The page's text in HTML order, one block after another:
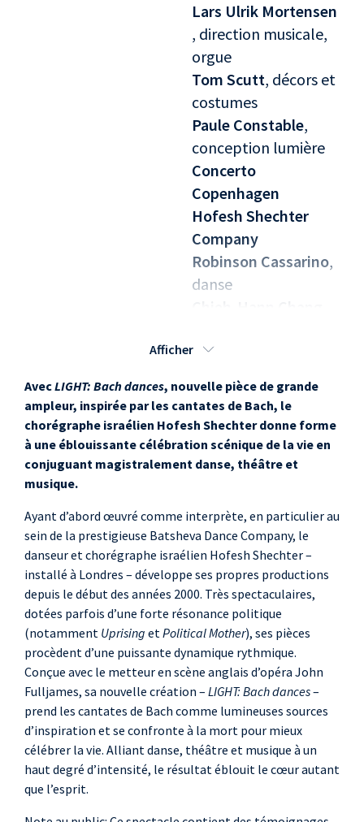
Lars Ulrik Mortensen
, direction musicale,
orgue
Tom Scutt, décors et
costumes
Paule Constable,
conception lumière
Concerto
Copenhagen
Hofesh Shechter
Company
Robinson Cassarino,
danse
Frédéric Despierre
Rachel Fallon
Emma Farnell-
Watson, danse
Natalia Gabrielczyk
Adam
Khazhmuradov ,
danse
Yeji Kim, danse
Rosalia Panepinto
danse
Jill Su-Jen Goh
danse
Niek Wagenaar,
danse
Mary Bevan, soprano
Jennie Lomm
Afficher
AvecLIGHT: Bach dances, nouvelle pièce de grande
ampleur, inspirée par les cantates de Bach, le
chorégraphe israélien Hofesh Shechter donne forme
à une éblouissante célébration scénique de la vie en
conjuguant magistralement danse, théâtre et
musique.
Ayant d’abord œuvré comme interprète, en particulier au
sein de la prestigieuse Batsheva Dance Company, le
danseur et chorégraphe israélien Hofesh Shechter –
installé à Londres – développe ses propres productions
depuis le début des années 2000. Très spectaculaires,
dotées parfois d’une forte résonance politique
(notamment Uprising etPolitical Mother), ses pièces
procèdent d’une puissante dynamique rythmique.
Conçue avec le metteur en scène anglais d’opéra John
Fulljames, sa nouvelle création – LIGHT: Bach dances–
prend les cantates de Bach comme lumineuses sources
d’inspiration et se confronte à la mort pour mieux
célébrer la vie. Alliant danse, théâtre et musique à un
haut degré d’intensité, le résultat éblouit le cœur autant
que l’esprit.